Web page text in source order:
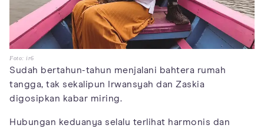
Foto: ir6
Sudah bertahun-tahun menjalani bahtera rumah
tangga, tak sekalipun Irwansyah dan Zaskia
digosipkan kabar miring.
Hubungan keduanya selalu terlihat harmonis dan